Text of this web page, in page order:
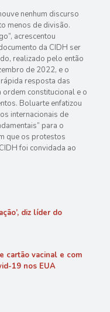
nenhum discurso
menos de divisão.
acrescentou
da CIDH ser
realizado pelo então
de 2022, e o
resposta das
constitucional e o
Boluarte enfatizou
internacionais de
para o
que os protestos
foi convidada ao
diz líder do
cartão vacinal e com
19 nos EUA